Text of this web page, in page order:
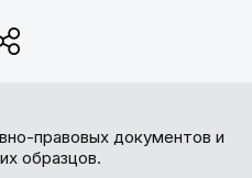
правовых документов и
образцов.